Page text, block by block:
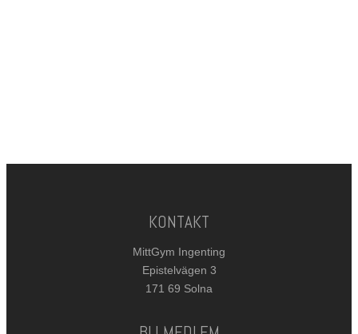
KONTAKT
MittGym Ingenting
Epistelvägen 3
171 69 Solna